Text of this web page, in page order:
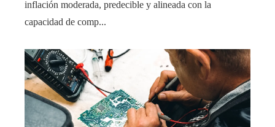
inflación moderada, predecible y alineada con la
capacidad de comp...